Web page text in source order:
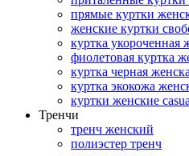
прямые куртки
женские куртки
куртка укороченная
фиолетовая куртка
куртка черная
куртка экокожа
куртки женские
Тренчи
тренч женский
полиэстер тренч